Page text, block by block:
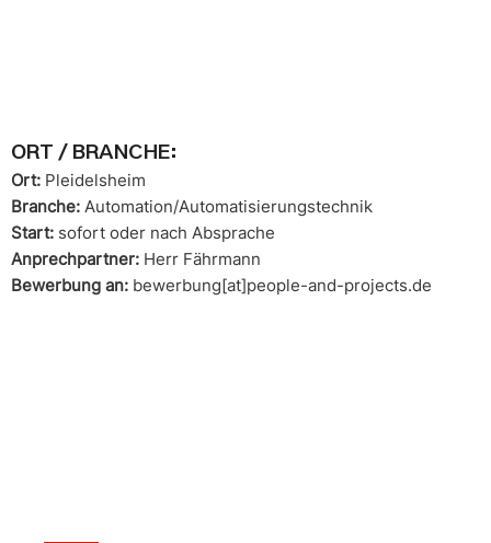
ORT / BRANCHE:
Ort: Pleidelsheim
Branche: Automation/Automatisierungstechnik
Start: sofort oder nach Absprache
Anprechpartner: Herr Fährmann
Bewerbung an: bewerbung[at]people-and-projects.de